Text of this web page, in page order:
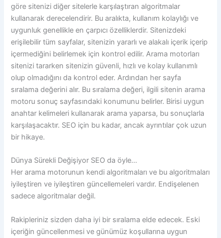
göre sitenizi diğer sitelerle karşılaştıran algoritmalar
kullanarak derecelendirir. Bu aralıkta, kullanım kolaylığı ve
uygunluk genellikle en çarpıcı özelliklerdir. Sitenizdeki
erişilebilir tüm sayfalar, sitenizin yararlı ve alakalı içerik içerip
içermediğini belirlemek için kontrol edilir. Arama motorları
sitenizi tararken sitenizin güvenli, hızlı ve kolay kullanımlı
olup olmadığını da kontrol eder. Ardından her sayfa
sıralama değerini alır. Bu sıralama değeri, ilgili sitenin arama
motoru sonuç sayfasındaki konumunu belirler. Birisi uygun
anahtar kelimeleri kullanarak arama yaparsa, bu sonuçlarla
karşılaşacaktır. SEO için bu kadar, ancak ayrıntılar çok uzun
bir hikaye.
Dünya Sürekli Değişiyor SEO da öyle…
Her arama motorunun kendi algoritmaları ve bu algoritmaları
iyileştiren ve iyileştiren güncellemeleri vardır. Endişelenen
sadece algoritmalar değil.
Rakipleriniz sizden daha iyi bir sıralama elde edecek. Eski
içeriğin güncellenmesi ve günümüz koşullarına uygun